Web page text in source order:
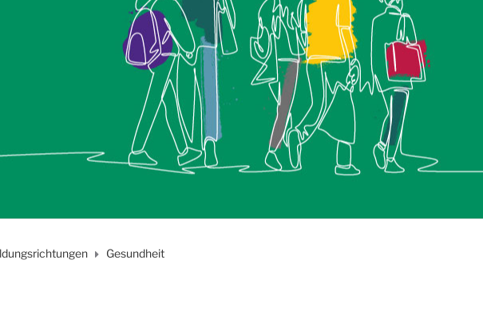
Gesundheit